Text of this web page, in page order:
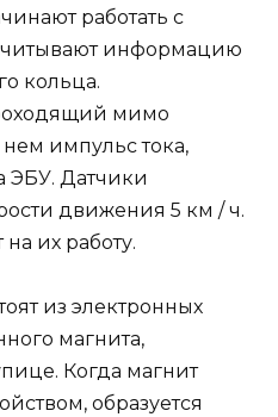
работать с
информацию
кольца.
мимо
нем импульс тока,
ЭБУ. Датчики
движения 5 км / ч.
их работу.
из электронных
магнита,
Когда магнит
образуется